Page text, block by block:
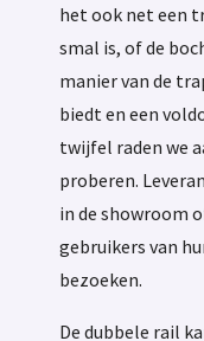
het ook net een
smal is, of de
manier van de
biedt en een
twijfel raden we
proberen.
in de showroom
gebruikers van
bezoeken.
De dubbele rail